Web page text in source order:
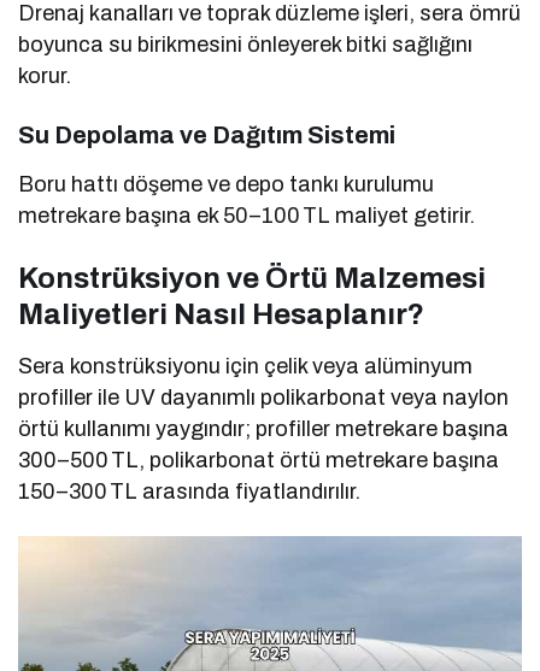
Drenaj kanalları ve toprak düzleme işleri, sera ömrü
boyunca su birikmesini önleyerek bitki sağlığını
korur.
Su Depolama ve Dağıtım Sistemi
Boru hattı döşeme ve depo tankı kurulumu
metrekare başına ek 50–100 TL maliyet getirir.
Konstrüksiyon ve Örtü Malzemesi
Maliyetleri Nasıl Hesaplanır?
Sera konstrüksiyonu için çelik veya alüminyum
profiller ile UV dayanımlı polikarbonat veya naylon
örtü kullanımı yaygındır; profiller metrekare başına
300–500 TL, polikarbonat örtü metrekare başına
150–300 TL arasında fiyatlandırılır.